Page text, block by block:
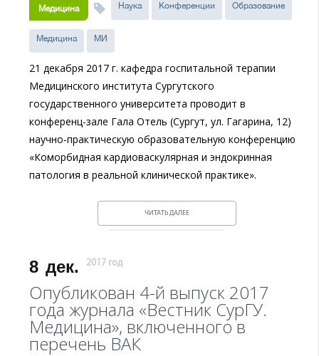
Медицина Наука Конференции Образование
Медицина МИ
21 декабря 2017 г. кафедра госпитальной терапии
Медицинского института Сургутского
государственного университета проводит в
конференц-зале Гала Отель (Сургут, ул. Гагарина, 12)
научно-практическую образовательную конференцию
«Коморбидная кардиоваскулярная и эндокринная
патология в реальной клинической практике».
ЧИТАТЬ ДАЛЕЕ
8 дек. 2017 год
Опубликован 4-й выпуск 2017
года журнала «Вестник СурГУ.
Медицина», включенного в
перечень ВАК